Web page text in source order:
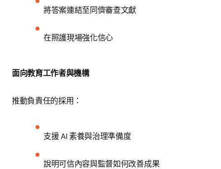
將答案連結至同儕審查文獻
在照護現場強化信心
面向教育工作者與機構
推動負責任的採用：
支援 AI 素養與治理準備度
說明可信內容與監督如何改善成果